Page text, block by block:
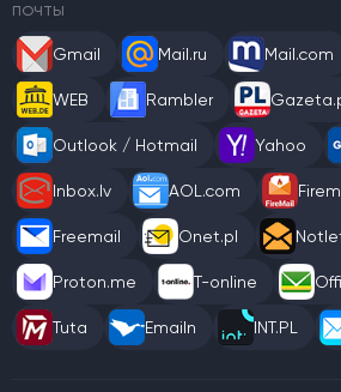
ПОЧТЫ
Gmail Mail.ru Mail.com
WEB Rambler
Outlook / Hotmail Yahoo
Inbox.lv AOL.com
Freemail Onet.pl
Proton.me T-online
Tuta Emailn INT.PL